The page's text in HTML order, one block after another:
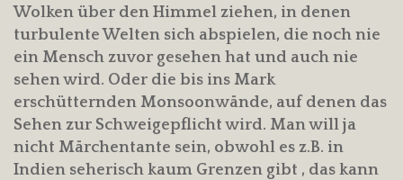
Wolken über den Himmel ziehen, in denen
turbulente Welten sich abspielen, die noch nie
ein Mensch zuvor gesehen hat und auch nie
sehen wird. Oder die bis ins Mark
erschütternden Monsoonwände, auf denen das
Sehen zur Schweigepflicht wird. Man will ja
nicht Märchentante sein, obwohl es z.B. in
Indien seherisch kaum Grenzen gibt , das kann